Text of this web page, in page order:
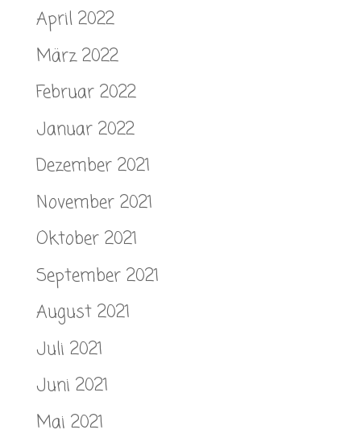
April 2022
März 2022
Februar 2022
Januar 2022
Dezember 2021
November 2021
Oktober 2021
September 2021
August 2021
Juli 2021
Juni 2021
Mai 2021